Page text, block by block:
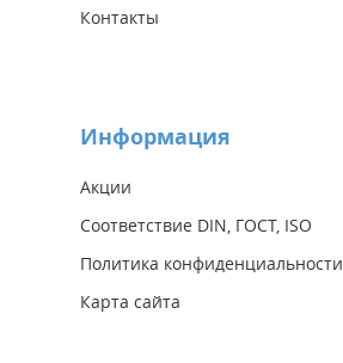
Контакты
Информация
Акции
Соответствие DIN, ГОСТ, ISO
Политика конфиденциальности
Карта сайта